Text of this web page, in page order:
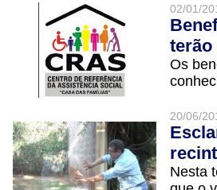
02/01/
terão
Os
20/06/
Nesta